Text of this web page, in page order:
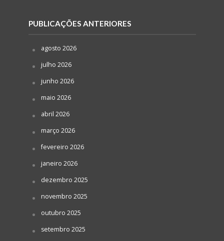
PUBLICAÇÕES ANTERIORES
agosto 2026
julho 2026
junho 2026
maio 2026
abril 2026
março 2026
fevereiro 2026
janeiro 2026
dezembro 2025
novembro 2025
outubro 2025
setembro 2025